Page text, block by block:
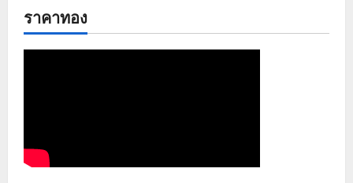
ราคาทอง